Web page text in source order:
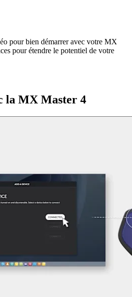
pour bien démarrer avec votre MX
pour étendre le potentiel de votre
la MX Master 4